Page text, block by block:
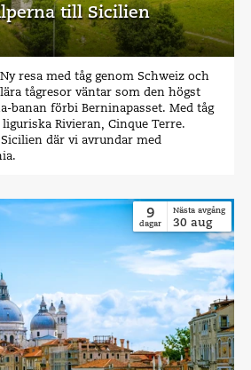
till Sicilien
Ny resa med tåg genom Schweiz och
tågresor väntar som den högst
banan förbi Berninapasset. Med tåg
Rivieran, Cinque Terre.
där vi avrundar med
9
dagar
Nästa avgång
30aug